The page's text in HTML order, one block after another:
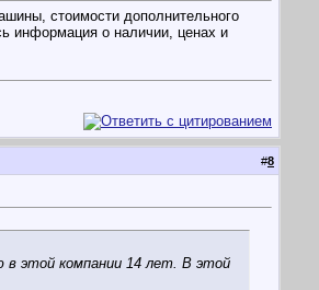
стоимости дополнительного
информация о наличии, ценах и
#8
этой компании 14 лет. В этой